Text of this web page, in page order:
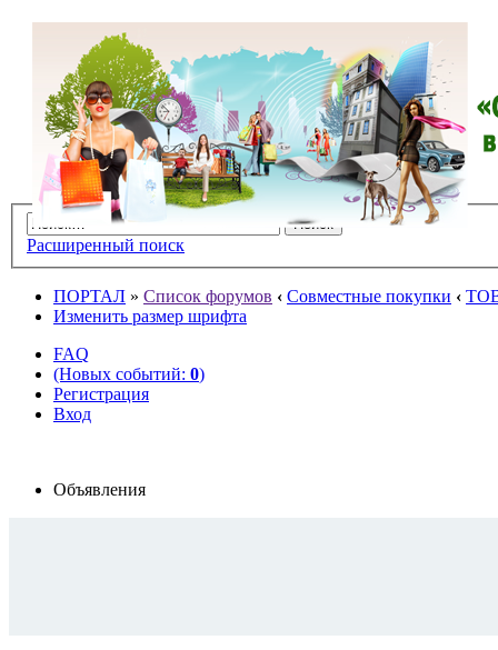
Расширенный поиск
ПОРТАЛ » Список форумов ‹ Совместные покупки ‹
Изменить размер шрифта
FAQ
(Новых событий: 0)
Регистрация
Вход
Объявления